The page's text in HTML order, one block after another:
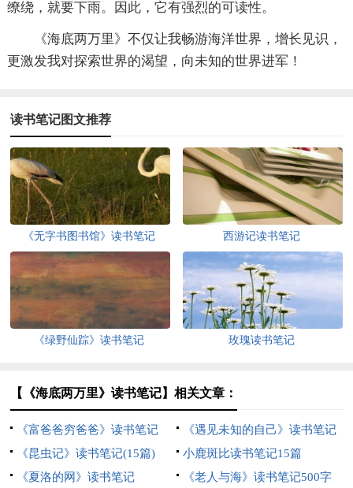
缭绕，就要下雨。因此，它有强烈的可读性。
《海底两万里》不仅让我畅游海洋世界，增长见识，
更激发我对探索世界的渴望，向未知的世界进军！
读书笔记图文推荐
《无字书图书馆》读书笔记 西游记读书笔记
《绿野仙踪》读书笔记 玫瑰读书笔记
【《海底两万里》读书笔记】相关文章：
《富爸爸穷爸爸》读书笔记
《遇见未知的自己》读书笔记
《昆虫记》读书笔记(15篇)
小鹿斑比读书笔记15篇
《夏洛的网》读书笔记
《老人与海》读书笔记500字